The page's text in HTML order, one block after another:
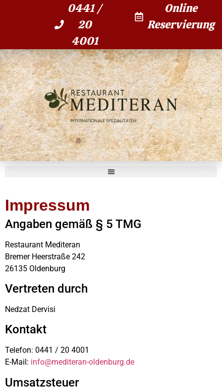
0441 /
20
4001
Online
Reservierung
Impressum
Angaben gemäß § 5 TMG
Restaurant Mediteran
Bremer Heerstraße 242
26135 Oldenburg
Vertreten durch
Nedzat Dervisi
Kontakt
Telefon: 0441 / 20 4001
E-Mail: info@mediteran-oldenburg.de
Umsatzsteuer